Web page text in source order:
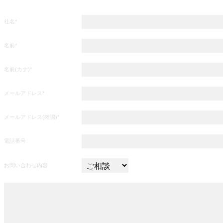
社名*
名前*
名前(カナ)*
メールアドレス*
メールアドレス(確認)*
電話番号
お問い合わせ内容